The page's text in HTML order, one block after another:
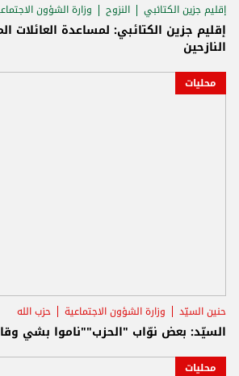
إقليم جزين الكتائبي النزوح وزارة الشؤون
إقليم جزين الكتائبي: لمساعدة العائلات
النازحين
محليات
حنين السيّد وزارة الشؤون الاجتماعية حزب الله
السيّد: بعض نوّاب "الحزب""ناموا بشي
محليات